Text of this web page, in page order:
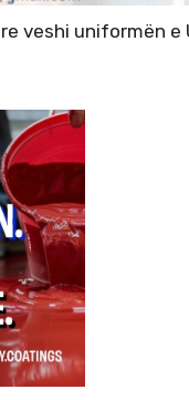
veshi uniformën e